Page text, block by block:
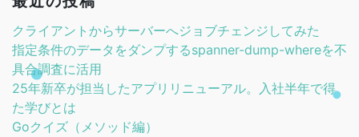
クライアントからサーバーへジョブチェンジしてみた
指定条件のデータをダンプするspanner-dump-whereを不
具合調査に活用
25年新卒が担当したアプリリニューアル。入社半年で得
た学びとは
Goクイズ（メソッド編）